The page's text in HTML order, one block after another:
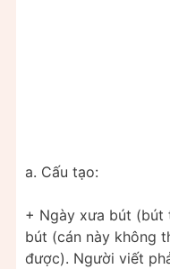
a. Cấu tạo:
+ Ngày xưa bút (bút
bút (cán này không
được). Người viết